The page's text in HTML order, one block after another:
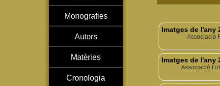
Monografies
Autors
Matèries
Cronologia
Imatges de l'any
Associació
Imatges de l'any
Associació